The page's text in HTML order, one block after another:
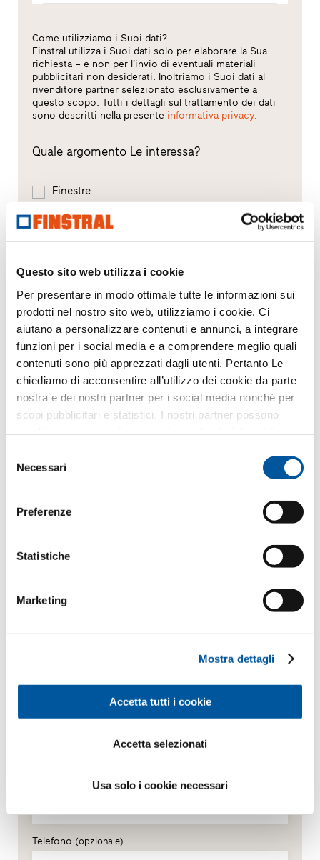
Questo sito web utilizza i cookie
Per presentare in modo ottimale tutte le informazioni sui
prodotti nel nostro sito web, utilizziamo i cookie. Ci
aiutano a personalizzare contenuti e annunci, a integrare
funzioni per i social media e a comprendere meglio quali
contenuti sono più apprezzati dagli utenti. Pertanto Le
chiediamo di acconsentire all’utilizzo dei cookie da parte
nostra e dei nostri partner per i social media nonché per
scopi pubblicitari e statistici. I nostri partner possono
delNecessari
Preferenze
Statistiche
Marketing
Mostra dettagli
Accetta tutti i cookie
Accetta selezionati
Usa solo i cookie necessari
Come utilizziamo i Suoi dati?
Finstral utilizza i Suoi dati solo per elaborare la Sua
richiesta – e non per l’invio di eventuali materiali
pubblicitari non desiderati. Inoltriamo i Suoi dati al
rivenditore partner selezionato esclusivamente a
questo scopo. Tutti i dettagli sul trattamento dei dati
sono descritti nella presente informativa privacy.
Quale argomento Le interessa?
Finestre
Porte d’ingresso
Sostituzione
Nuova costruzione
Il Suo messaggio
I Suoi dati personali
Sig.
Nome*
Telefono (opzionale)